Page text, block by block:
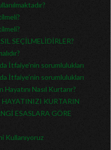
SEÇİLMELİDİRLER?
İtfaiye’nin sorumlulukları
İtfaiye’nin sorumlulukları
Nasıl Kurtarır?
HAYATINIZI KURTARIN
ESASLARA GÖRE
Kullanıyoruz